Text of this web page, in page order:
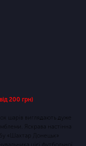
200 грн)
шарів виглядають дуже
Яскрава настінна
«Шахтар Донецьк»
цієї футбольної